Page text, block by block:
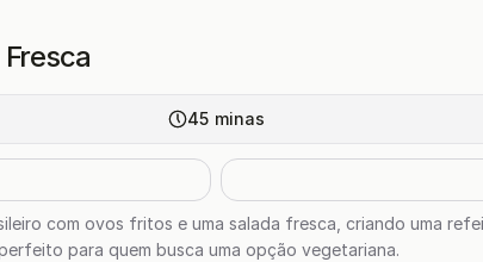
45 minas
com ovos fritos e uma salada fresca, criando uma
para quem busca uma opção vegetariana.